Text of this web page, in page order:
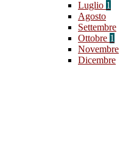
Luglio 1
Agosto
Settembre
Ottobre 1
Novembre
Dicembre